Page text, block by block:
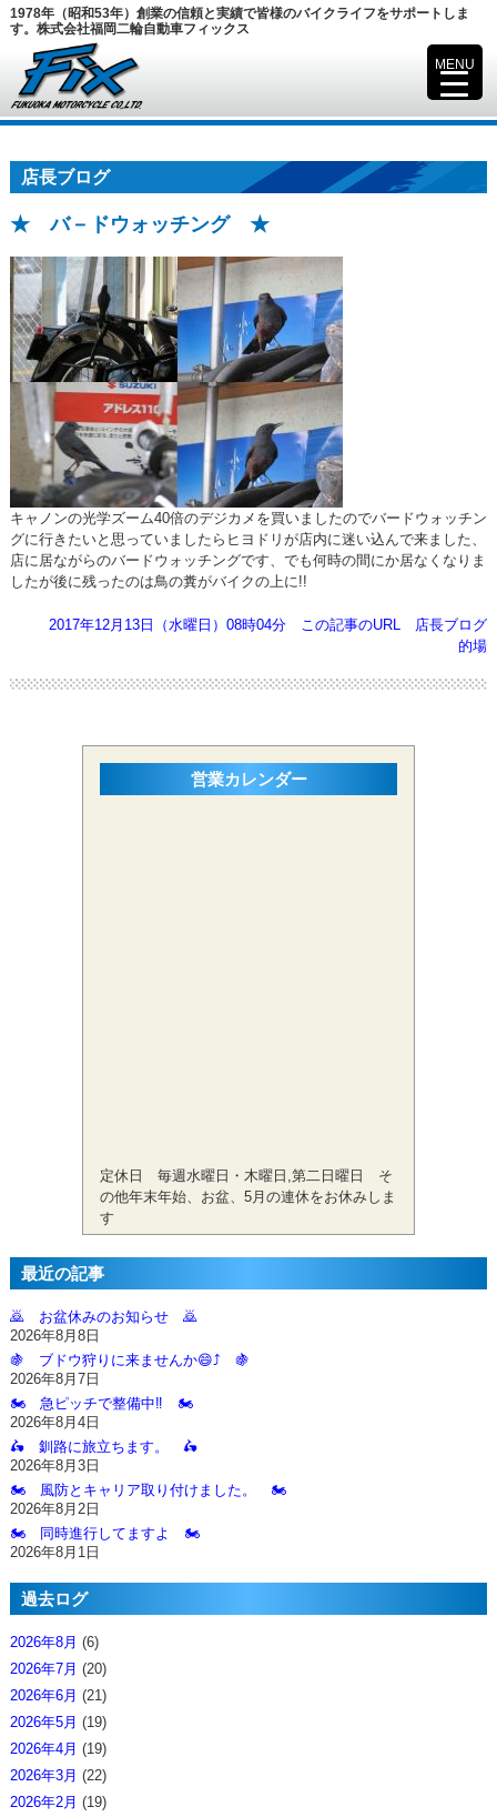
1978年（昭和53年）創業の信頼と実績で皆様のバイクライフをサポートしま
す。株式会社福岡二輪自動車フィックス
店長ブログ
★ バ－ドウォッチング ★
キャノンの光学ズーム40倍のデジカメを買いましたのでバードウォッチン
グに行きたいと思っていましたらヒヨドリが店内に迷い込んで来ました、
店に居ながらのバードウォッチングです、でも何時の間にか居なくなりま
したが後に残ったのは鳥の糞がバイクの上に!!
2017年12月13日（水曜日）08時04分 この記事のURL
店長ブログ
的場
営業カレンダー
定休日 毎週水曜日・木曜日,第二日曜日 そ
の他年末年始、お盆、5月の連休をお休みしま
す
最近の記事
🙇‍ お盆休みのお知らせ 🙇‍
2026年8月8日
🍇 ブドウ狩りに来ませんか😄⤴️ 🍇
2026年8月7日
🏍️ 急ピッチで整備中‼️ 🏍️
2026年8月4日
🛵 釧路に旅立ちます。 🛵
2026年8月3日
🏍️ 風防とキャリア取り付けました。 🏍️
2026年8月2日
🏍️ 同時進行してますよ 🏍️
2026年8月1日
過去ログ
2026年8月 (6)
2026年7月 (20)
2026年6月 (21)
2026年5月 (19)
2026年4月 (19)
2026年3月 (22)
2026年2月 (19)
MENU
▼